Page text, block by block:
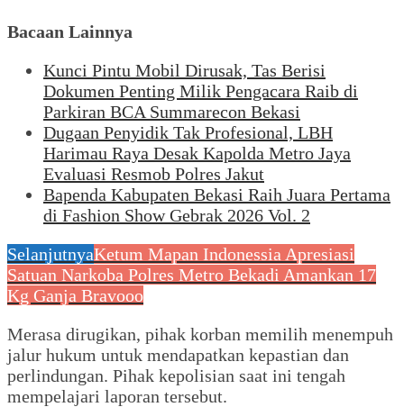
Bacaan Lainnya
Kunci Pintu Mobil Dirusak, Tas Berisi
Dokumen Penting Milik Pengacara Raib di
Parkiran BCA Summarecon Bekasi
Dugaan Penyidik Tak Profesional, LBH
Harimau Raya Desak Kapolda Metro Jaya
Evaluasi Resmob Polres Jakut
Bapenda Kabupaten Bekasi Raih Juara Pertama
di Fashion Show Gebrak 2026 Vol. 2
SelanjutnyaKetum Mapan Indonessia Apresiasi
Satuan Narkoba Polres Metro Bekadi Amankan 17
Kg Ganja Bravooo
Merasa dirugikan, pihak korban memilih menempuh
jalur hukum untuk mendapatkan kepastian dan
perlindungan. Pihak kepolisian saat ini tengah
mempelajari laporan tersebut.